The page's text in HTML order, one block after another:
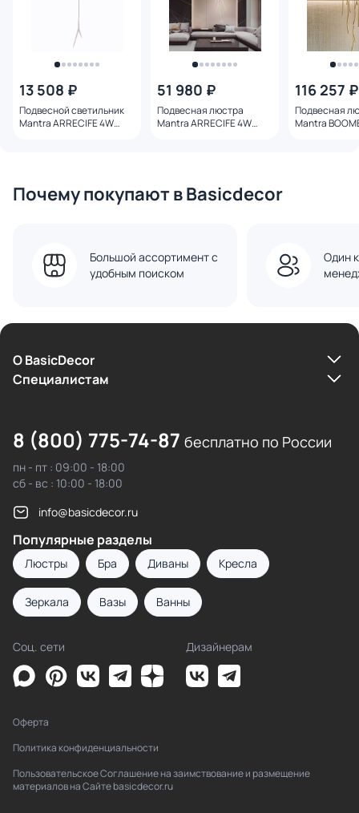
13 508 ₽
Подвесной светильник
Mantra ARRECIFE 4W
51 980 ₽
Подвесная люстра
Mantra ARRECIFE 4W
116 257 ₽
Подвесная
Mantra
Почему покупают в Basicdecor
Большой ассортимент с
удобным поиском
Один
О BasicDecor
Cпециалистам
8 (800) 775-74-87 бесплатно по России
пн - пт : 09:00 - 18:00
сб - вс : 10:00 - 18:00
info@basicdecor.ru
Популярные разделы
Люстры Бра Диваны Кресла
Зеркала Вазы Ванны
Соц. сети Дизайнерам
Оферта
Политика конфиденциальности
Пользовательское Соглашение на заимствование и размещение
материалов на Сайте basicdecor.ru